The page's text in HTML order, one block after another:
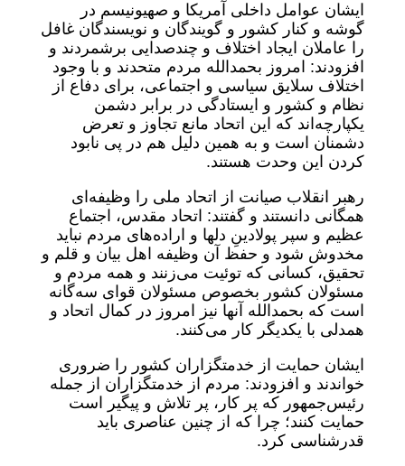
ایشان عوامل داخلی آمریکا و صهیونیسم در
گوشه و کنار کشور و گویندگان و نویسندگان غافل
را عاملان ایجاد اختلاف و چندصدایی برشمردند و
افزودند: امروز بحمدالله مردم متحدند و با وجود
اختلاف سلایق سیاسی و اجتماعی، برای دفاع از
نظام و کشور و ایستادگی در برابر دشمن
یکپارچه‌اند که این اتحاد مانع تجاوز و تعرض
دشمنان است و به همین دلیل هم در پی نابود
کردن این وحدت هستند.
رهبر انقلاب صیانت از اتحاد ملی را وظیفه‌ای
همگانی دانستند و گفتند: اتحاد مقدس، اجتماع
عظیم و سپر پولادینِ دلها و اراده‌های مردم نباید
مخدوش شود و حفظ آن وظیفه اهل بیان و قلم و
تحقیق، کسانی که توئیت می‌زنند و همه مردم و
مسئولان کشور بخصوص مسئولان قوای سه‌گانه
است که بحمدالله آنها نیز امروز در کمال اتحاد و
همدلی با یکدیگر کار می‌کنند.
ایشان حمایت از خدمتگزاران کشور را ضروری
خواندند و افزودند: مردم از خدمتگزاران از جمله
رئیس‌جمهور که پر کار، پر تلاش و پیگیر است
حمایت کنند؛ چرا که از چنین عناصری باید
قدرشناسی کرد.